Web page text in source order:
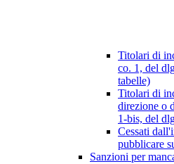
Titolari di
co. 1, del
tabelle)
Titolari di
direzione o
1-bis, del
Cessati
pubblicare
Sanzioni per